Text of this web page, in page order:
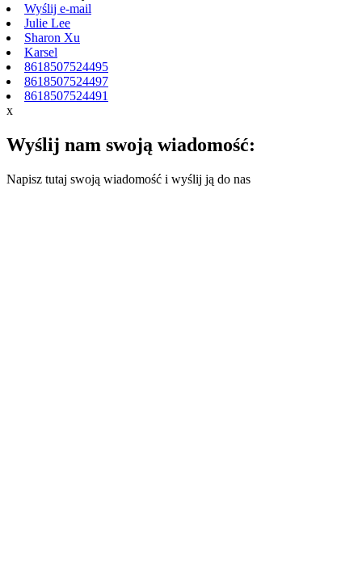
Wyślij e-mail
Julie Lee
Sharon Xu
Karsel
8618507524495
8618507524497
8618507524491
x
Wyślij nam swoją wiadomość:
Napisz tutaj swoją wiadomość i wyślij ją do nas